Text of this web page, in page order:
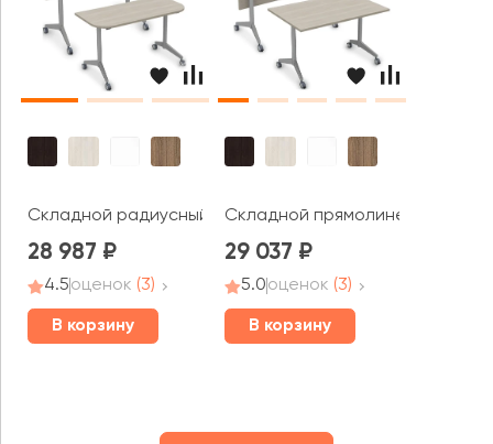
Складной радиусный стол СИМПЛ / SIMPLE с
28 987
4.5оценок (3)
В корзину
Складной прямолинейный стол
29 037
5.0оценок (3)
В корзину